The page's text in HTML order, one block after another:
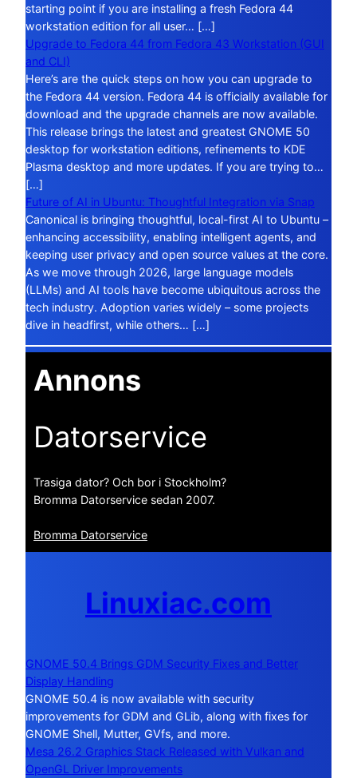
starting point if you are installing a fresh Fedora 44
workstation edition for all user… […]
Upgrade to Fedora 44 from Fedora 43 Workstation (GUI
and CLI)
Here’s are the quick steps on how you can upgrade to
the Fedora 44 version. Fedora 44 is officially available for
download and the upgrade channels are now available.
This release brings the latest and greatest GNOME 50
desktop for workstation editions, refinements to KDE
Plasma desktop and more updates. If you are trying to…
[…]
Future of AI in Ubuntu: Thoughtful Integration via Snap
Canonical is bringing thoughtful, local-first AI to Ubuntu –
enhancing accessibility, enabling intelligent agents, and
keeping user privacy and open source values at the core.
As we move through 2026, large language models
(LLMs) and AI tools have become ubiquitous across the
tech industry. Adoption varies widely – some projects
dive in headfirst, while others… […]
Annons
Datorservice
Trasiga dator? Och bor i Stockholm?
Bromma Datorservice sedan 2007.
Bromma Datorservice
Linuxiac.com
GNOME 50.4 Brings GDM Security Fixes and Better
Display Handling
GNOME 50.4 is now available with security
improvements for GDM and GLib, along with fixes for
GNOME Shell, Mutter, GVfs, and more.
Mesa 26.2 Graphics Stack Released with Vulkan and
OpenGL Driver Improvements